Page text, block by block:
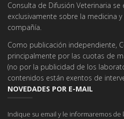
Consulta de Difusión Veterinaria
exclusivamente sobre la medicina
compañía.
Como publicación independiente,
principalmente por las cuotas de
(no por la publicidad de los
contenidos están exentos de
NOVEDADES POR E-MAIL
Indique su email y le informaremos de